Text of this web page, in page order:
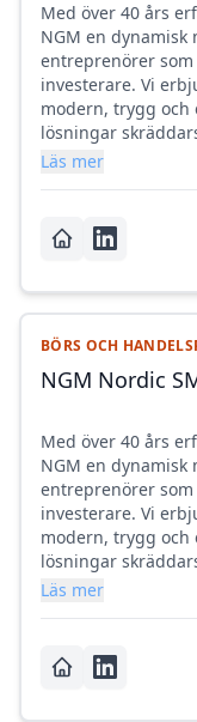
Med över 40 års
NGM en
entreprenörer som
investerare. Vi
modern, trygg och
lösningar
Läs mer
BÖRS OCH
NGM Nordic
Med över 40 års
NGM en
entreprenörer som
investerare. Vi
modern, trygg och
lösningar
Läs mer